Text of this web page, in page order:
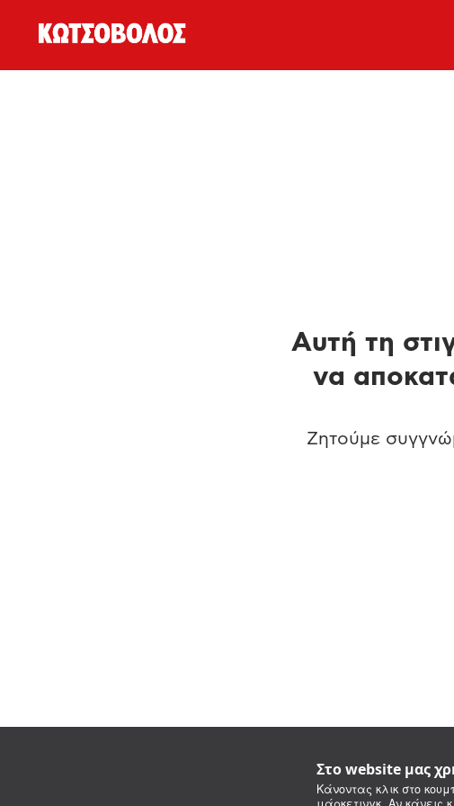
Στο website μας
Κάνοντας κλικ στο
Αυτή τη
να
Ζητούμε